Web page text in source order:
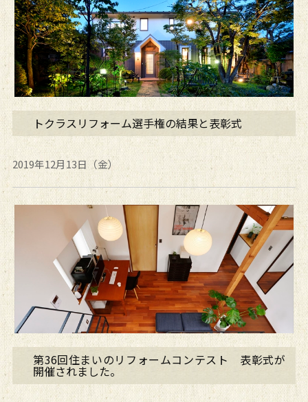
トクラスリフォーム選手権の結果と表彰式
2019年12月13日（金）
第36回住まいのリフォームコンテスト 表彰式が
開催されました。